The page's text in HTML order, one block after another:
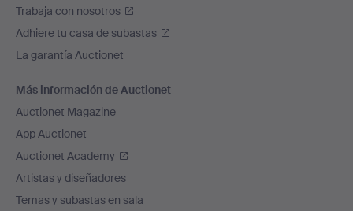
Trabaja con nosotros
Adhiere tu casa de subastas
La garantía Auctionet
Más información de Auctionet
Auctionet Magazine
App Auctionet
Auctionet Academy
Artistas y diseñadores
Temas y subastas en sala